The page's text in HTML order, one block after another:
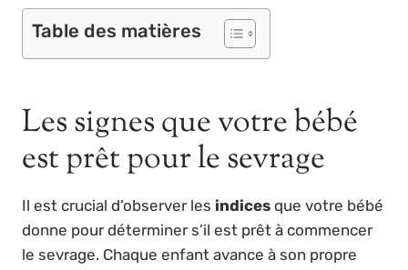
Table des matières
Les signes que votre bébé
est prêt pour le sevrage
Il est crucial d’observer les indices que votre bébé
donne pour déterminer s’il est prêt à commencer
le sevrage. Chaque enfant avance à son propre